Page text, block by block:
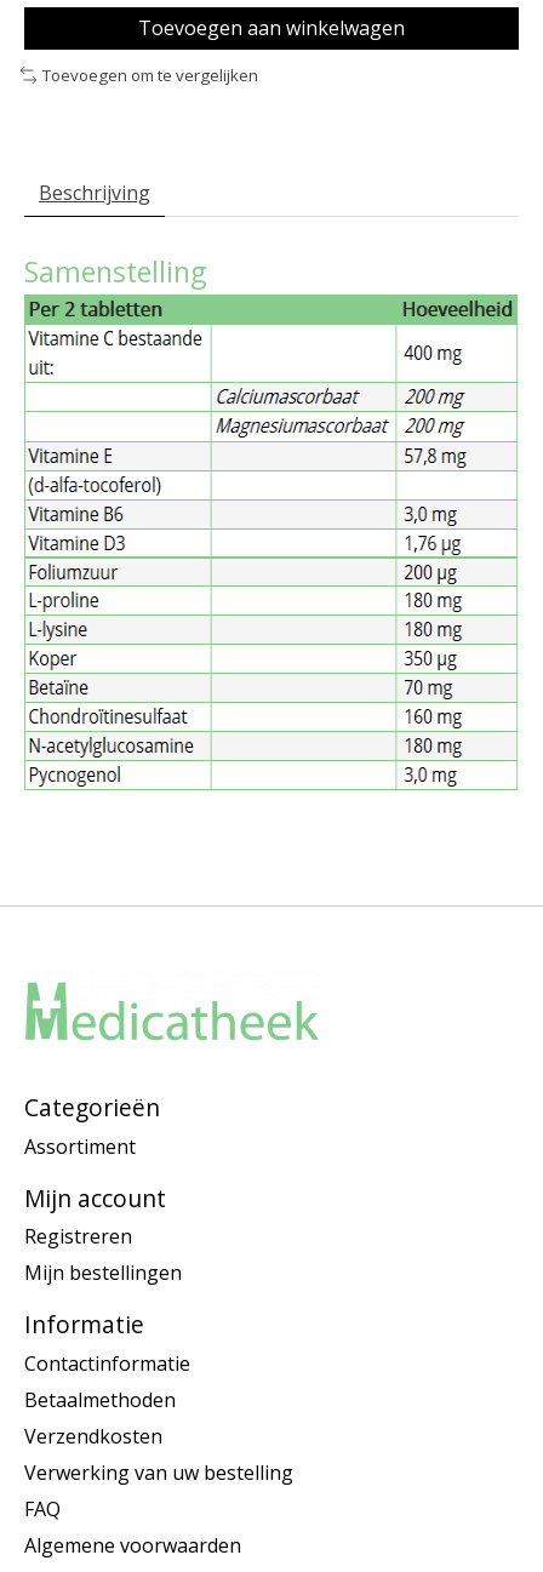
Toevoegen aan winkelwagen
Toevoegen om te vergelijken
Beschrijving
Samenstelling
Categorieën
Assortiment
Mijn account
Registreren
Mijn bestellingen
Informatie
Contactinformatie
Betaalmethoden
Verzendkosten
Verwerking van uw bestelling
FAQ
Algemene voorwaarden